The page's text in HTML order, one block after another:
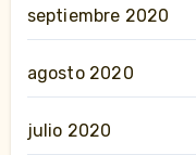
septiembre 2020
agosto 2020
julio 2020